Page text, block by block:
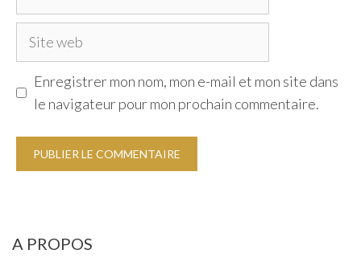
Site
Enregistrer mon nom, mon e-mail et mon site dans
le navigateur pour mon prochain commentaire.
A PROPOS